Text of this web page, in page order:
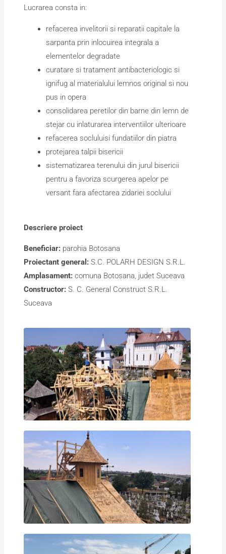
Lucrarea consta in:
refacerea invelitorii si reparatii capitale la
sarpanta prin inlocuirea integrala a
elementelor degradate
curatare si tratament antibacteriologic si
ignifug al materialului lemnos original si nou
pus in opera
consolidarea peretilor din barne din lemn de
stejar cu inlaturarea interventiilor ulterioare
refacerea socluluisi fundatiilor din piatra
protejarea talpii bisericii
sistematizarea terenului din jurul bisericii
pentru a favoriza scurgerea apelor pe
versant fara afectarea zidariei soclului
Descriere proiect
Beneficiar: parohia Botosana
Proiectant general: S.C. POLARH DESIGN S.R.L.
Amplasament: comuna Botosana, judet Suceava
Constructor: S. C. General Construct S.R.L.
Suceava